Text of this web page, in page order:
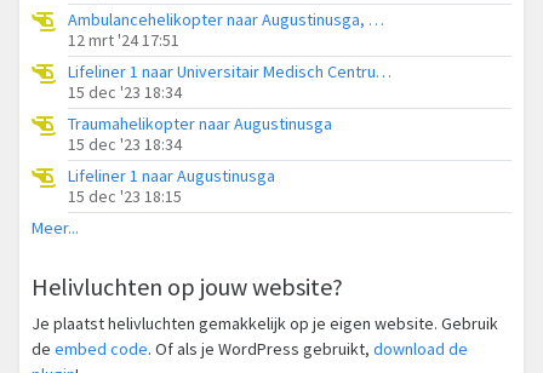
Ambulancehelikopter naar Augustinusga, Westerzand
12 mrt '24 17:51
Lifeliner 1 naar Universitair Medisch Centrum Groningen
15 dec '23 18:34
Traumahelikopter naar Augustinusga
15 dec '23 18:34
Lifeliner 1 naar Augustinusga
15 dec '23 18:15
Meer...
Helivluchten op jouw website?
Je plaatst helivluchten gemakkelijk op je eigen website. Gebruik
de embed code. Of als je WordPress gebruikt, download de